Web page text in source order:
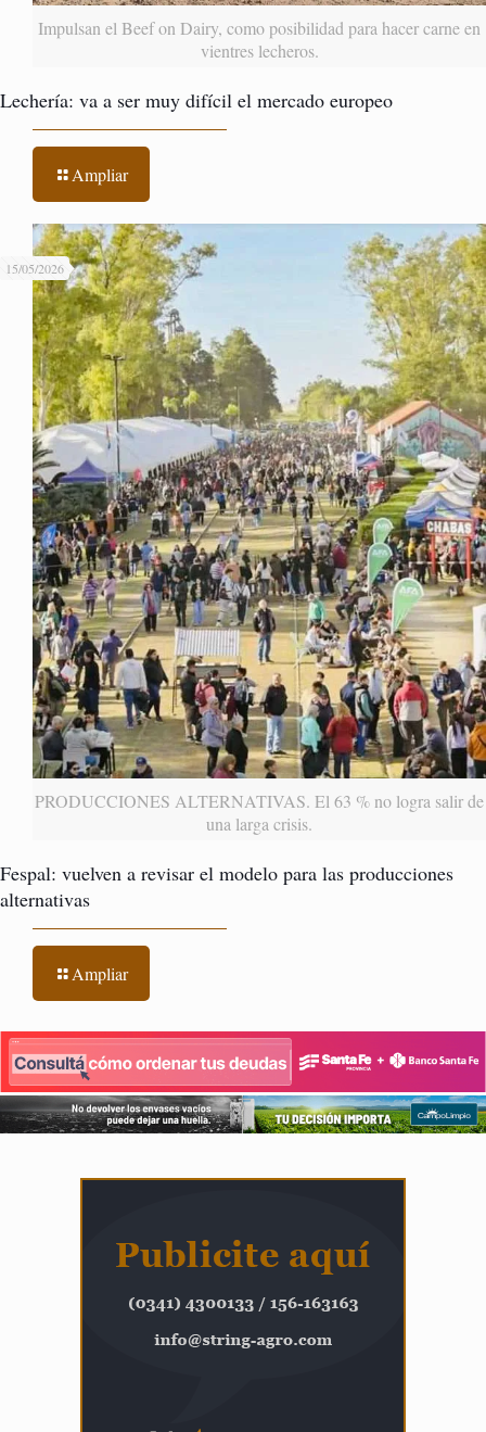
Impulsan el Beef on Dairy, como posibilidad para hacer carne en
vientres lecheros.
Lechería: va a ser muy difícil el mercado europeo
Ampliar
PRODUCCIONES ALTERNATIVAS. El 63 % no logra salir de
una larga crisis.
15/05/2026
Fespal: vuelven a revisar el modelo para las producciones
alternativas
Ampliar